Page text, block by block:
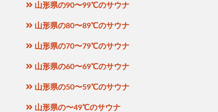
山形県の90〜99℃のサウナ
山形県の80〜89℃のサウナ
山形県の70〜79℃のサウナ
山形県の60〜69℃のサウナ
山形県の50〜59℃のサウナ
山形県の〜49℃のサウナ